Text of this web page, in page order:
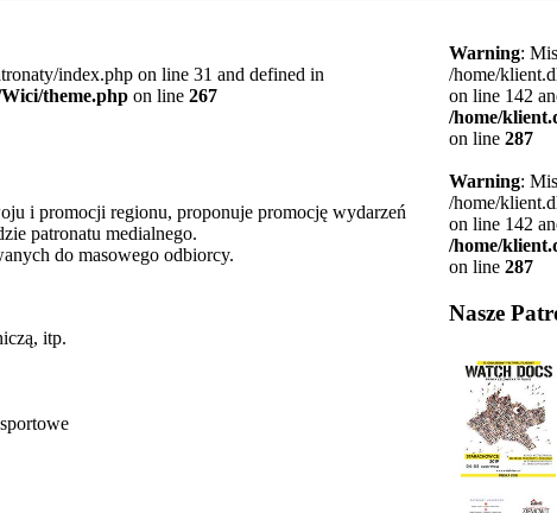
index.php on line 31 and defined in
theme.php on line 267
i promocji regionu, proponuje promocję wydarzeń
patronatu medialnego.
do masowego odbiorcy.
itp.
Warning:
/home/
on line 142
/home/
on line 287
Warning:
/home/
on line 142
/home/
on line 287
Nasze